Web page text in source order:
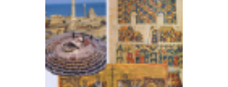
AGGIUNGI AL CARRELLO